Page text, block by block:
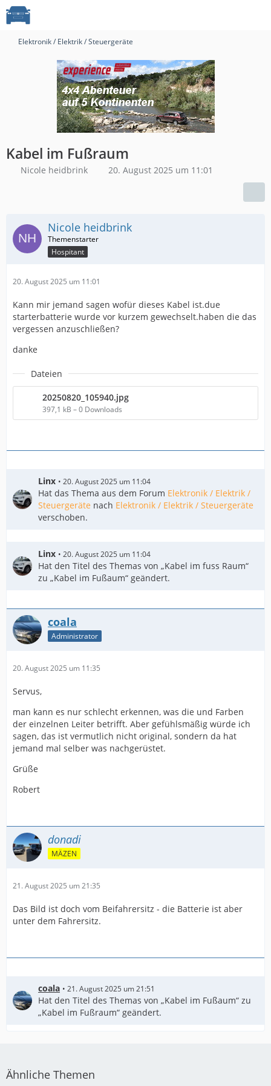
Elektronik / Elektrik / Steuergeräte
Kabel im Fußraum
Nicole heidbrink 20. August 2025 um 11:01
Nicole heidbrink
Hospitant
20. August 2025 um 11:01
Kann mir jemand sagen wofür dieses Kabel ist.due
starterbatterie wurde vor kurzem gewechselt.haben die das
vergessen anzuschließen?
danke
Dateien
20250820_105940.jpg
397,1 kB – 0 Downloads
Linx 20. August 2025 um 11:04
Hat das Thema aus dem Forum Elektronik / Elektrik /
Steuergeräte nach Elektronik / Elektrik / Steuergeräte
verschoben.
Linx 20. August 2025 um 11:04
Hat den Titel des Themas von „Kabel im fuss Raum“
zu „Kabel im Fußaum“ geändert.
coala
Administrator
20. August 2025 um 11:35
Servus,
man kann es nur schlecht erkennen, was die und Farben
der einzelnen Leiter betrifft. Aber gefühlsmäßig würde ich
sagen, das ist vermutlich nicht original, sondern da hat
jemand mal selber was nachgerüstet.
Grüße
Robert
donadi
MÄZEN
21. August 2025 um 21:35
Das Bild ist doch vom Beifahrersitz - die Batterie ist aber
unter dem Fahrersitz.
coala 21. August 2025 um 21:51
Hat den Titel des Themas von „Kabel im Fußaum“ zu
„Kabel im Fußraum“ geändert.
Ähnliche Themen